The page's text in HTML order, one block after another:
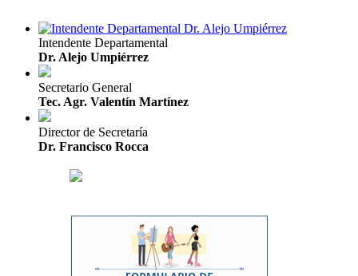
Intendente Departamental
Dr. Alejo Umpiérrez
Secretario General
Tec. Agr. Valentín Martínez
Director de Secretaría
Dr. Francisco Rocca